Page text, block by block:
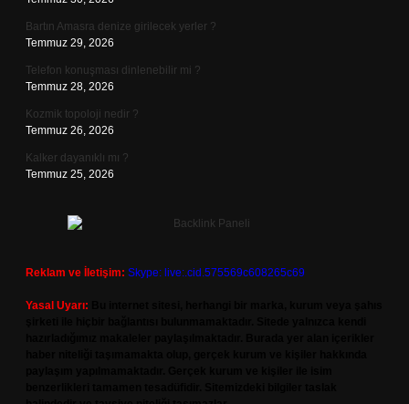
Bartın Amasra denize girilecek yerler ?
Temmuz 29, 2026
Telefon konuşması dinlenebilir mi ?
Temmuz 28, 2026
Kozmik topoloji nedir ?
Temmuz 26, 2026
Kalker dayanıklı mı ?
Temmuz 25, 2026
Reklam ve İletişim: Skype: live:.cid.575569c608265c69
Yasal Uyarı: